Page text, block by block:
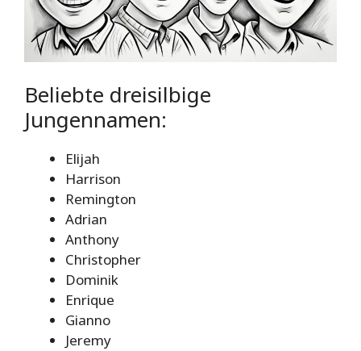
Beliebte dreisilbige
Jungennamen:
Elijah
Harrison
Remington
Adrian
Anthony
Christopher
Dominik
Enrique
Gianno
Jeremy